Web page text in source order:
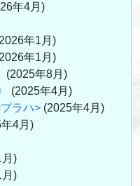
年4月)
年1月)
年1月)
(2025年8月)
(2025年4月)
ラハ> (2025年4月)
4月)
月)
月)